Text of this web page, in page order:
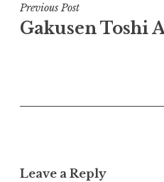
Post
navigation
Previous Post
Gakusen Toshi
Leave a Reply